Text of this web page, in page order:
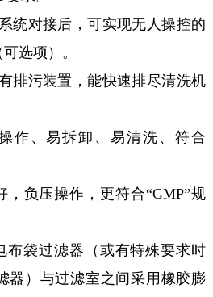
对接后，可实现无人操控的
选项）。
污装置，能快速排尽清洗机
、易拆卸、易清洗、符合
负压操作，更符合“GMP”规
袋过滤器（或有特殊要求时
器）与过滤室之间采用橡胶膨